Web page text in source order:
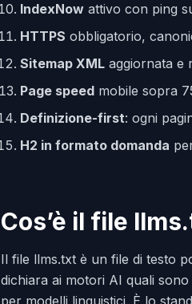
IndexNow attivo con ping
HTTPS obbligatorio,
Sitemap XML aggiornata e
Page speed mobile sopra
Definizione-first: ogni
H2 in formato domanda
Cos’è il file
Il file llms.txt è un file di testo
dichiara ai motori AI quali
per modelli linguistici. È lo